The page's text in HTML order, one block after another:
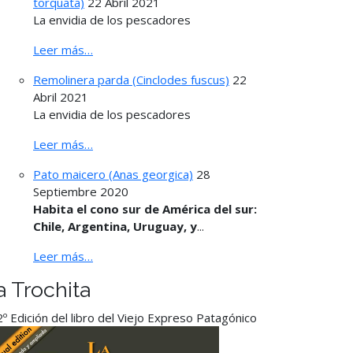
La envidia de los pescadores
Leer más…
Remolinera parda (Cinclodes fuscus) 22
Abril 2021
La envidia de los pescadores
Leer más…
Pato maicero (Anas georgica) 28
Septiembre 2020
Habita el cono sur de América del sur:
Chile, Argentina, Uruguay, y...
Leer más…
Trochita
Edición del libro del Viejo Expreso Patagónico